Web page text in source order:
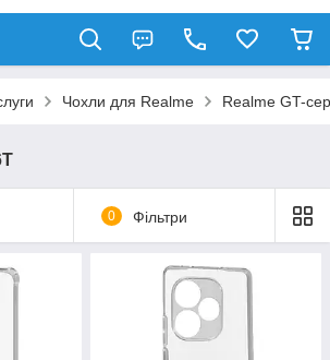
Чохли для Realme Realme GT-
0 Фільтри